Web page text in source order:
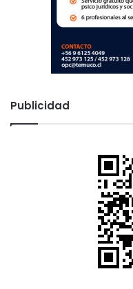
Publicidad